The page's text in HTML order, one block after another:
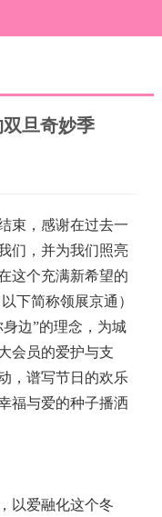
旦奇妙季
束，感谢在过去一
们，并为我们照亮
这个充满新希望的
下简称领展京通）
边”的理念，为城
会员的爱护与支
，谱写节日的欢乐
福与爱的种子播洒
以爱融化这个冬